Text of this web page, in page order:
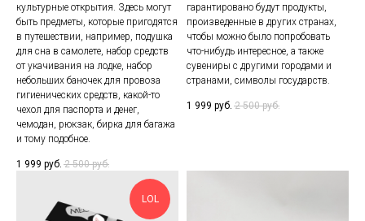
культурные открытия. Здесь могут
быть предметы, которые пригодятся
в путешествии, например, подушка
для сна в самолете, набор средств
от укачивания на лодке, набор
небольших баночек для провоза
гигиенических средств, какой-то
чехол для паспорта и денег,
чемодан, рюкзак, бирка для багажа
и тому подобное.
1 999 руб. 2 500 руб.
гарантировано будут продукты,
произведенные в других странах,
чтобы можно было попробовать
что-нибудь интересное, а также
сувениры с другими городами и
странами, символы государств.
1 999 руб. 2 500 руб.
LOL